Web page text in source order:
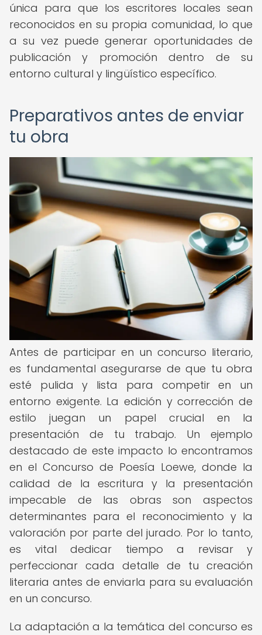
única para que los escritores locales sean
reconocidos en su propia comunidad, lo que
a su vez puede generar oportunidades de
publicación y promoción dentro de su
entorno cultural y lingüístico específico.
Preparativos antes de enviar
tu obra
Antes de participar en un concurso literario,
es fundamental asegurarse de que tu obra
esté pulida y lista para competir en un
entorno exigente. La edición y corrección de
estilo juegan un papel crucial en la
presentación de tu trabajo. Un ejemplo
destacado de este impacto lo encontramos
en el Concurso de Poesía Loewe, donde la
calidad de la escritura y la presentación
impecable de las obras son aspectos
determinantes para el reconocimiento y la
valoración por parte del jurado. Por lo tanto,
es vital dedicar tiempo a revisar y
perfeccionar cada detalle de tu creación
literaria antes de enviarla para su evaluación
en un concurso.
La adaptación a la temática del concurso es